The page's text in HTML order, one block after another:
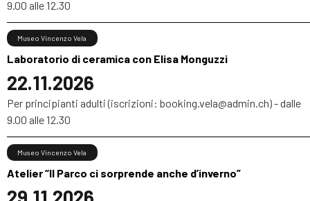
9.00 alle 12.30
Laboratorio di ceramica con Elisa Monguzzi
22.11.2026
Museo Vincenzo Vela
Per principianti adulti (iscrizioni: booking.vela@admin.ch) - dalle
9.00 alle 12.30
Atelier “Il Parco ci sorprende anche d’inverno”
Museo Vincenzo Vela